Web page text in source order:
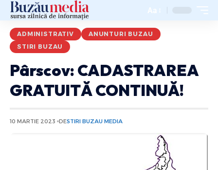
Aa
ADMINISTRATIV
ANUNTURI BUZAU
STIRI BUZAU
Pârscov: CADASTRAREA
GRATUITĂ CONTINUĂ!
10 MARTIE 2023 DESTIRI BUZAU MEDIA